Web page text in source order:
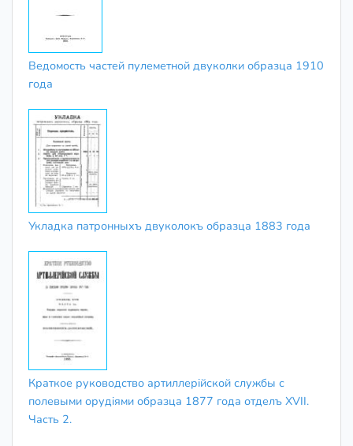
Ведомость частей пулеметной двуколки образца 1910
года
Укладка патронныхъ двуколокъ образца 1883 года
Краткое руководство артиллерiйской службы с
полевыми орудiями образца 1877 года отделъ XVII.
Часть 2.